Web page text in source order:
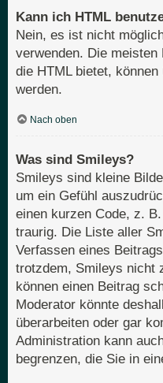
Kann ich HTML
Nein, es ist nicht
verwenden. Die
die HTML bietet,
werden.
Nach oben
Was sind Smileys?
Smileys sind kleine
um ein Gefühl
einen kurzen Code, z.
traurig. Die Liste aller
Verfassen eines
trotzdem, Smileys nicht
können einen Beitrag
Moderator könnte
überarbeiten oder gar
Administration kann
begrenzen, die Sie in